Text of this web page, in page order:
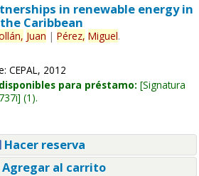
in renewable energy in
Caribbean
Juan | Pérez, Miguel.
CEPAL, 2012
para préstamo: Signatura
(1).
Hacer reserva
Agregar al carrito